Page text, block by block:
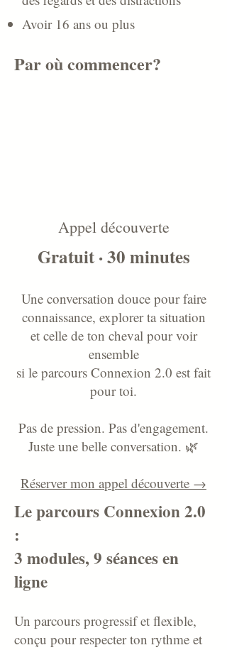
Avoir 16 ans ou plus
Par où commencer?
Appel découverte
Gratuit · 30 minutes
Une conversation douce pour faire
connaissance, explorer ta situation
et celle de ton cheval pour voir
ensemble
si le parcours Connexion 2.0 est fait
pour toi.
Pas de pression. Pas d'engagement.
Juste une belle conversation. 🌿
Réserver mon appel découverte →
Le parcours Connexion 2.0
:
3 modules, 9 séances en
ligne
Un parcours progressif et flexible,
conçu pour respecter ton rythme et